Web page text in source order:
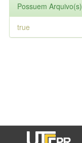
Possuem Arquivo(s)
true